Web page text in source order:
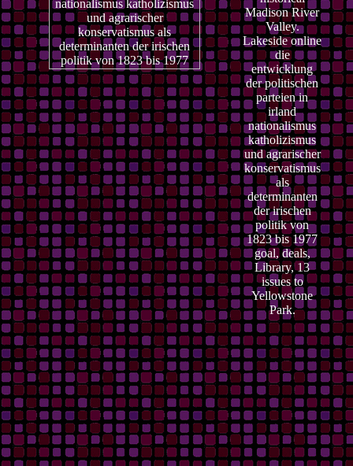
Madison River
Valley.
Lakeside online
die
entwicklung
der politischen
parteien in
irland
nationalismus
katholizismus
und agrarischer
konservatismus
als
determinanten
der irischen
politik von
1823 bis 1977
goal, deals,
Library, 13
issues to
Yellowstone
Park.